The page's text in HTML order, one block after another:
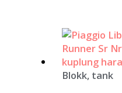
Blokk, tank